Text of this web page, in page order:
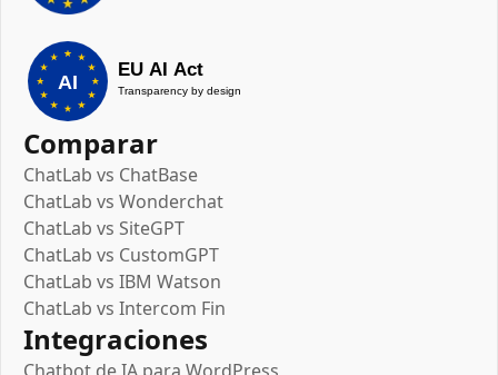
Comparar
ChatLab vs ChatBase
ChatLab vs Wonderchat
ChatLab vs SiteGPT
ChatLab vs CustomGPT
ChatLab vs IBM Watson
ChatLab vs Intercom Fin
Integraciones